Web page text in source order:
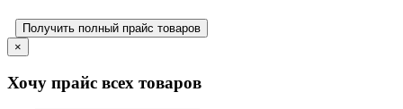
Получить полный прайс товаров
×
Хочу прайс всех товаров